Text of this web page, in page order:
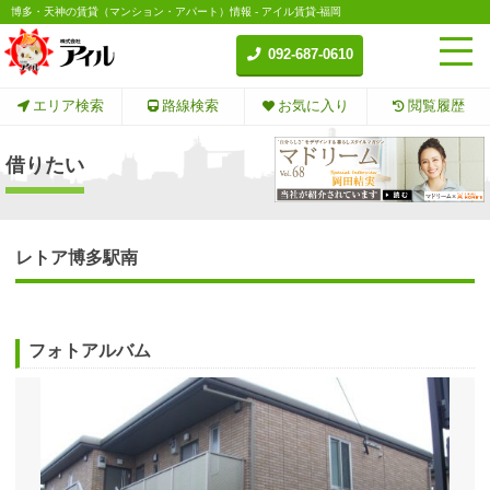
博多・天神の賃貸（マンション・アパート）情報 - アイル賃貸-福岡
092-687-0610
エリア検索 路線検索 お気に入り 閲覧履歴
借りたい
レトア博多駅南
フォトアルバム